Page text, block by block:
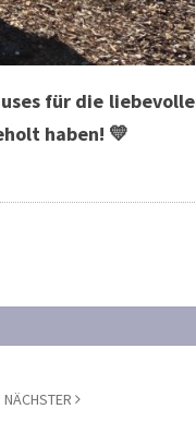
für die liebevolle
haben! 💛
NÄCHSTER